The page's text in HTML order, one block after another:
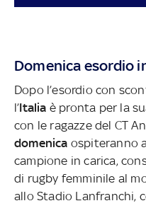
Domenica esordio
Dopo l’esordio con
l’Italia è pronta per la
con le ragazze del CT
domenica ospiteranno
campione in carica,
di rugby femminile al
allo Stadio Lanfranchi,